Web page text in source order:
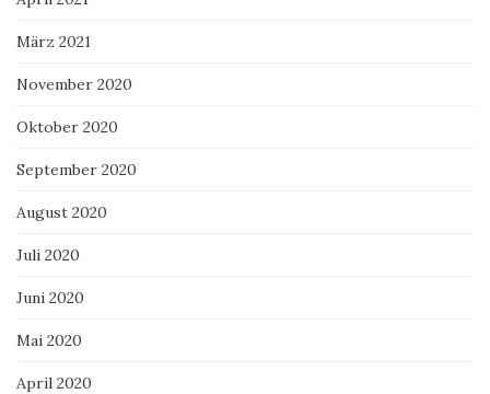
März 2021
November 2020
Oktober 2020
September 2020
August 2020
Juli 2020
Juni 2020
Mai 2020
April 2020